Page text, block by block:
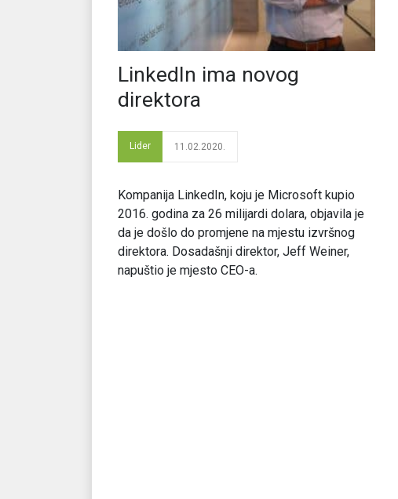
LinkedIn ima novog
direktora
Lider 11.02.2020.
Kompanija LinkedIn, koju je Microsoft kupio
2016. godina za 26 milijardi dolara, objavila je
da je došlo do promjene na mjestu izvršnog
direktora. Dosadašnji direktor, Jeff Weiner,
napuštio je mjesto CEO-a.